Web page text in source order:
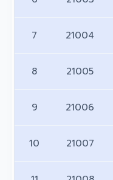
7 21004
8 21005
9 21006
10 21007